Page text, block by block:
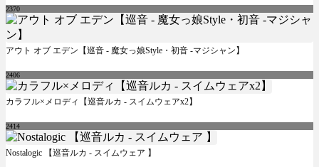
2370
アウト オブ エデン【巡音 - 魔女っ娘Style・初音 -マジシャン】
2406
カラフル×メロディ【巡音ルカ - スイムウェアx2】
2414
Nostalogic 【巡音ルカ - スイムウェア 】